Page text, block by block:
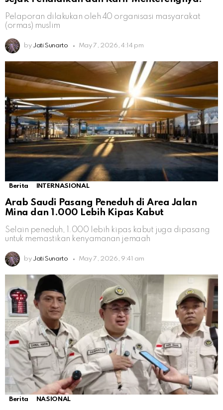
Pelaporan dilakukan oleh 40 organisasi masyarakat
(ormas) muslim
by Jati Sunarto May 7, 2026, 4:14 pm
Berita INTERNASIONAL
Arab Saudi Pasang Peneduh di Area Jalan
Mina dan 1.000 Lebih Kipas Kabut
Selain peneduh, 1.000 lebih kipas kabut juga dipasang
untuk memastikan kenyamanan jemaah
by Jati Sunarto May 7, 2026, 9:41 am
Berita NASIONAL